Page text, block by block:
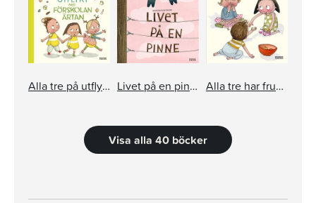
Alla tre på utflykt med förskolan Ärtan Livet på en pinne Alla tre har fruktstund
Visa alla 40 böcker